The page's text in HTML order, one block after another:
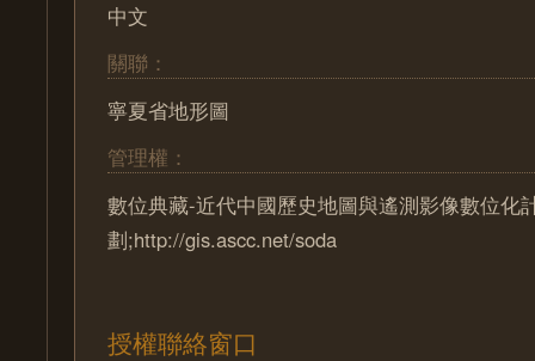
中文
關聯：
寧夏省地形圖
管理權：
數位典藏-近代中國歷史地圖與遙測影像數位化
劃;http://gis.ascc.net/soda
授權聯絡窗口